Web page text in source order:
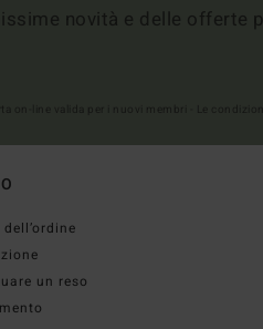
novità e delle offerte
un reso